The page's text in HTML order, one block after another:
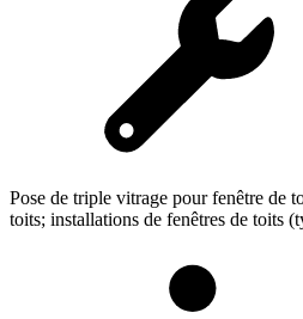
Pose de triple vitrage pour fenêtre de
toits; installations de fenêtres de toits